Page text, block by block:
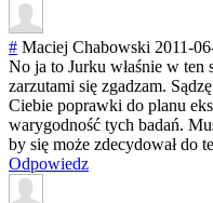
# Maciej Chabowski 2011-
No ja to Jurku właśnie w ten
zarzutami się zgadzam.
Ciebie poprawki do planu
warygodność tych badań.
by się może zdecydował do
Odpowiedz